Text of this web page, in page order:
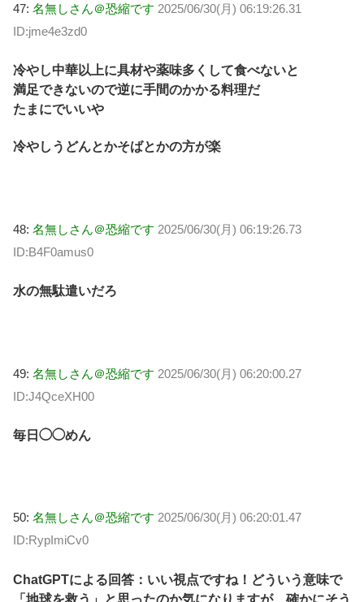
47: 名無しさん＠恐縮です 2025/06/30(月) 06:19:26.31
ID:jme4e3zd0
冷やし中華以上に具材や薬味多くして食べないと
満足できないので逆に手間のかかる料理だ
たまにでいいや
冷やしうどんとかそばとかの方が楽
48: 名無しさん＠恐縮です 2025/06/30(月) 06:19:26.73
ID:B4F0amus0
水の無駄遣いだろ
49: 名無しさん＠恐縮です 2025/06/30(月) 06:20:00.27
ID:J4QceXH00
毎日◯◯めん
50: 名無しさん＠恐縮です 2025/06/30(月) 06:20:01.47
ID:RypImiCv0
ChatGPTによる回答：いい視点ですね！どういう意味で
「地球を救う」と思ったのか気になりますが、確かにそう